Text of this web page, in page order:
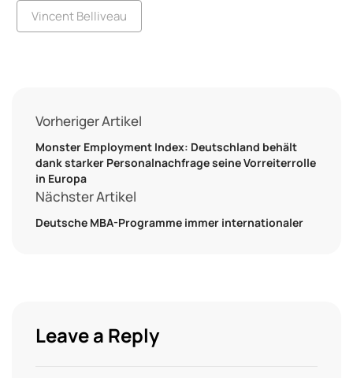
Vincent Belliveau
Vorheriger Artikel
Monster Employment Index: Deutschland behält
dank starker Personalnachfrage seine Vorreiterrolle
in Europa
Nächster Artikel
Deutsche MBA-Programme immer internationaler
Leave a Reply